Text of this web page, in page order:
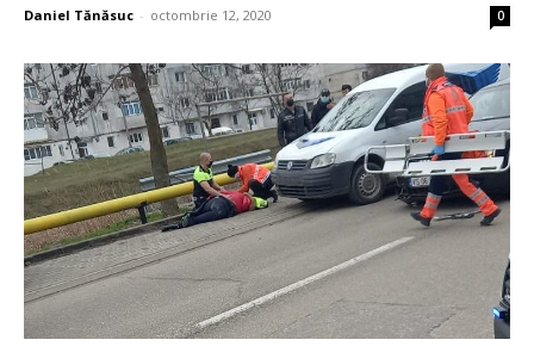
Daniel Tănăsuc - octombrie 12, 2020 0